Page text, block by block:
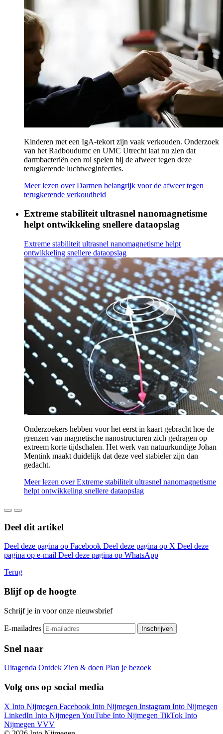
Kinderen met een IgA-tekort zijn vaak verkouden. Onderzoek
van het Radboudumc en UMC Utrecht laat nu zien dat
darmbacteriën een rol spelen bij de afweer tegen deze
terugkerende luchtweginfecties.
Meer lezen over Darmen belangrijk voor de afweer tegen
terugkerende verkoudheid
Extreme stabiliteit ultrasnel nanomagnetisme
helpt ontwikkeling snellere dataopslag
Extreme stabiliteit ultrasnel nanomagnetisme helpt
ontwikkeling snellere dataopslag
Onderzoekers hebben voor het eerst in kaart gebracht hoe de
grenzen van magnetische nanostructuren zich gedragen op
extreem korte tijdschalen. Het werk van natuurkundige Johan
Mentink maakt duidelijk dat deze veel stabieler zijn dan
gedacht.
Meer lezen over Extreme stabiliteit ultrasnel nanomagnetisme
helpt ontwikkeling snellere dataopslag
Deel dit artikel
Deel deze pagina op Facebook Deel deze pagina op X Deel deze
pagina op e-mail Deel deze pagina op WhatsApp
Terug
Blijf op de hoogte
Schrijf je in voor onze nieuwsbrief
E-mailadres
Snel naar
Uitagenda Ontdek Zien & doen Plan je bezoek
Volg ons op social media
X Into Nijmegen Facebook Into Nijmegen Instagram Into Nijmegen
LinkedIn Into Nijmegen YouTube Into Nijmegen TikTok Into
Nijmegen VVV